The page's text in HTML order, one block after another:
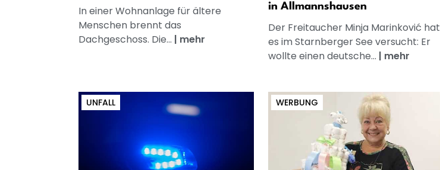
In einer Wohnanlage für ältere
Menschen brennt das
Dachgeschoss. Die... | mehr
in Allmannshausen
Der Freitaucher Minja Marinković hat
es im Starnberger See versucht: Er
wollte einen deutsche... | mehr
UNFALL WERBUNG